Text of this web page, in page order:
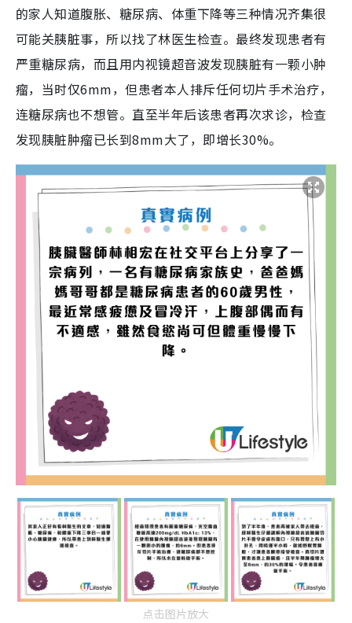
的家人知道腹胀、糖尿病、体重下降等三种情况齐集很
可能关胰脏事，所以找了林医生检查。最终发现患者有
严重糖尿病，而且用内视镜超音波发现胰脏有一颗小肿
瘤，当时仅6mm，但患者本人排斥任何切片手术治疗，
连糖尿病也不想管。直至半年后该患者再次求诊，检查
发现胰脏肿瘤已长到8mm大了，即增长30%。
点击图片放大